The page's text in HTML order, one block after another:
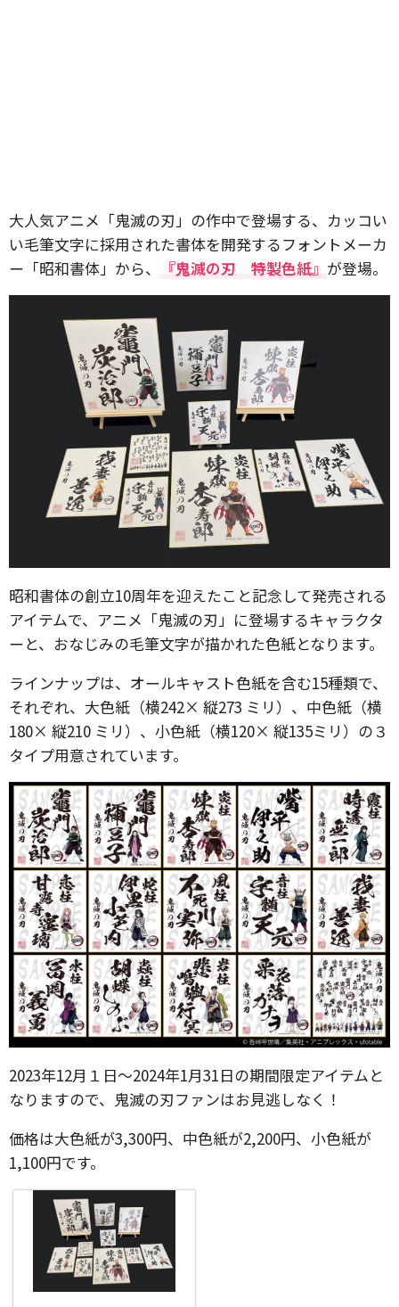
大人気アニメ「鬼滅の刃」の作中で登場する、カッコい
い毛筆文字に採用された書体を開発するフォントメーカ
ー「昭和書体」から、
『鬼滅の刃 特製色紙』 が登場。
昭和書体の創立10周年を迎えたこと記念して発売される
アイテムで、アニメ「鬼滅の刃」に登場するキャラクタ
ーと、おなじみの毛筆文字が描かれた色紙となります。
ラインナップは、オールキャスト色紙を含む15種類で、
それぞれ、大色紙（横242× 縦273 ミリ）、中色紙（横
180× 縦210 ミリ）、小色紙（横120× 縦135ミリ）の３
タイプ用意されています。
2023年12月１日〜2024年1月31日の期間限定アイテムと
なりますので、鬼滅の刃ファンはお見逃しなく！
価格は大色紙が3,300円、中色紙が2,200円、小色紙が
1,100円です。